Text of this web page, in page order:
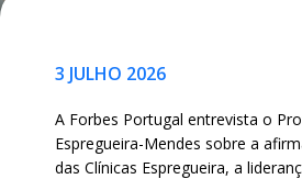
3 JULHO 2026
A Forbes Portugal entrevista o
Espregueira-Mendes sobre a
das Clínicas Espregueira, a